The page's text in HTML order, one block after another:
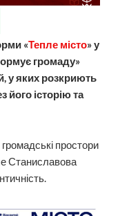
«Тепле місто» у
громаду»
у яких розкриють
його історію та
громадські простори
Станиславова